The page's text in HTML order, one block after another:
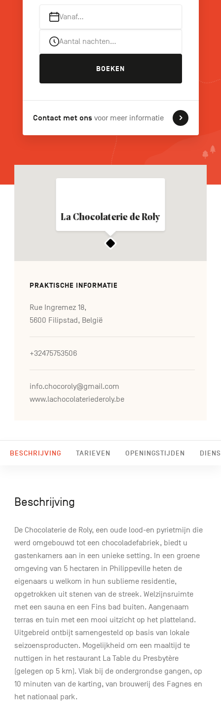
FR
secondaire
Vanaf…
Aantal nachten…
BOEKEN
Contact met ons voor meer informatie
BESCHRIJVING TARIEVEN OPENINGSTIJDEN
La Chocolaterie de Roly
PRAKTISCHE INFORMATIE
Rue Ingremez 18,
5600 Filipstad, België
+32475753506
info.chocoroly@gmail.com
www.lachocolateriederoly.be
Beschrijving
De Chocolaterie de Roly, een oude lood-en pyrietmijn die
werd omgebouwd tot een chocoladefabriek, biedt u
gastenkamers aan in een unieke setting. In een groene
omgeving van 5 hectaren in Philippeville heten de
eigenaars u welkom in hun sublieme residentie,
opgetrokken uit stenen van de streek. Welzijnsruimte
met een sauna en een Fins bad buiten. Aangenaam
terras en tuin met een mooi uitzicht op het platteland.
Uitgebreid ontbijt samengesteld op basis van lokale
seizoensproducten. Mogelijkheid om een maaltijd te
nuttigen in het restaurant La Table du Presbytère
(gelegen op 5 km). Vlak bij de ondergrondse gangen, op
10 minuten van de karting, van brouwerij des Fagnes en
het nationaal park.